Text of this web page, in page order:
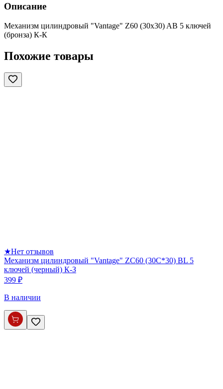
Описание
Механизм цилиндровый "Vantage" Z60 (30х30) AB 5 ключей
(бронза) К-К
Похожие товары
★Нет отзывов
Механизм цилиндровый "Vantage" ZC60 (30C*30) BL 5
ключей (черный) К-З
399 ₽
В наличии